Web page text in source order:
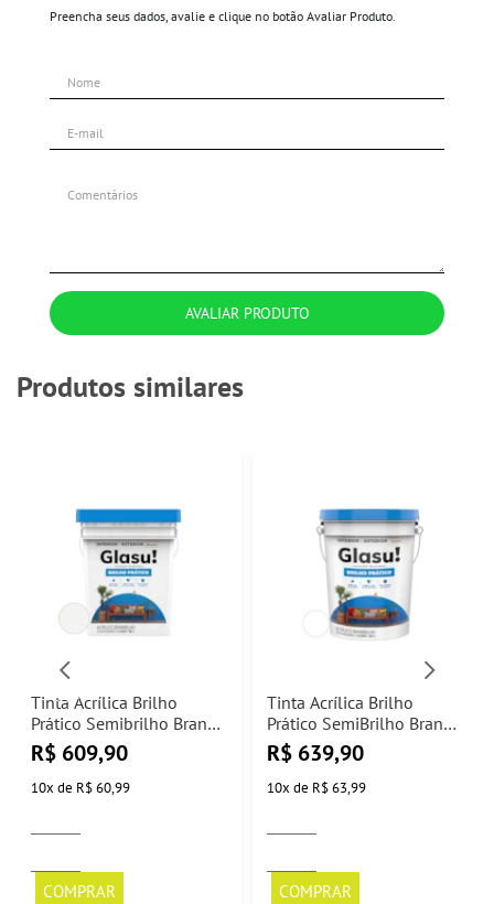
Preencha seus dados, avalie e clique no botão Avaliar Produto.
AVALIAR PRODUTO
Produtos similares
Tinta Acrílica Brilho
Prático Semibrilho Branco
Neve 18L Glasu
R$ 609,90
10x de R$ 60,99
COMPRAR
Tinta Acrílica Brilho
Prático SemiBrilho Branco
Neve 20L Glasu
R$ 639,90
10x de R$ 63,99
COMPRAR